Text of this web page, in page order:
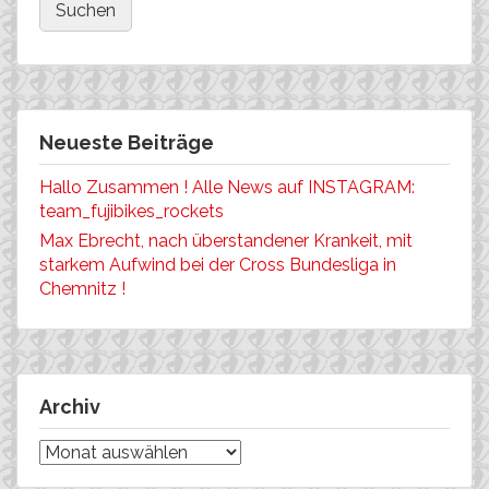
Neueste Beiträge
Hallo Zusammen ! Alle News auf INSTAGRAM:
team_fujibikes_rockets
Max Ebrecht, nach überstandener Krankeit, mit
starkem Aufwind bei der Cross Bundesliga in
Chemnitz !
Archiv
Archiv